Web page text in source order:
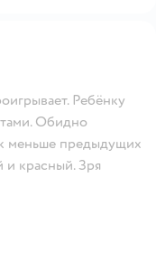
Ребёнку
Обидно
меньше предыдущих
и красный. Зря